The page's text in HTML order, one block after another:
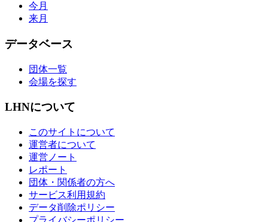
今月
来月
データベース
団体一覧
会場を探す
LHNについて
このサイトについて
運営者について
運営ノート
レポート
団体・関係者の方へ
サービス利用規約
データ削除ポリシー
プライバシーポリシー